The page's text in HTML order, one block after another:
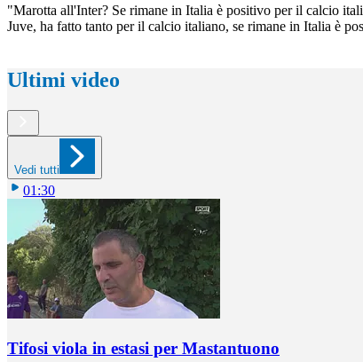
"Marotta all'Inter? Se rimane in Italia è positivo per il calcio
Juve, ha fatto tanto per il calcio italiano, se rimane in Italia è
Ultimi video
Vedi tutti
01:30
Tifosi viola in estasi per Mastantuono